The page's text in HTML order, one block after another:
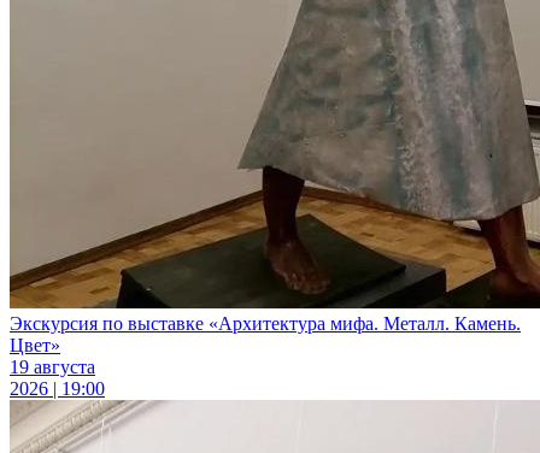
Экскурсия по выставке «Архитектура мифа. Металл. Камень.
Цвет»
19 августа
2026 | 19:00